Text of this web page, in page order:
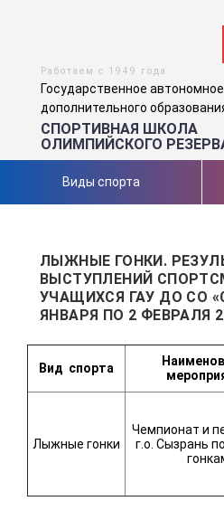
Работаем с 1949 года
Государственное
дополнительного
СПОРТИВНАЯ ШКОЛА
ОЛИМПИЙСКОГО
Виды спорта
ЛЫЖНЫЕ ГОНКИ.
ВЫСТУПЛЕНИЙ
УЧАЩИХСЯ ГАУ ДО СО
ЯНВАРЯ ПО 2 ФЕВРАЛЯ
Вид спорта
Лыжные гонки
Чемпионат и
г.о. Сызрань